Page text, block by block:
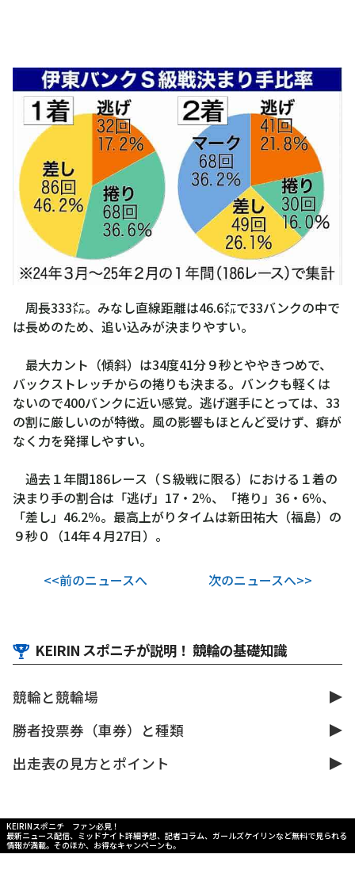
周長333㍍。みなし直線距離は46.6㍍で33バンクの中で
は長めのため、追い込みが決まりやすい。
最大カント（傾斜）は34度41分９秒とややきつめで、
バックストレッチからの捲りも決まる。バンクも軽くは
ないので400バンクに近い感覚。逃げ選手にとっては、33
の割に厳しいのが特徴。風の影響もほとんど受けず、癖が
なく力を発揮しやすい。
過去１年間186レース（Ｓ級戦に限る）における１着の
決まり手の割合は「逃げ」17・2％、「捲り」36・6％、
「差し」46.2％。最高上がりタイムは新田祐大（福島）の
９秒０（14年４月27日）。
<<前のニュースへ 次のニュースへ>>
KEIRIN スポニチが説明！ 競輪の基礎知識
競輪と競輪場
勝者投票券（車券）と種類
出走表の見方とポイント
KEIRINスポニチ ファン必見！
最新ニュース配信、ミッドナイト詳細予想、記者コラム、ガールズケイリンなど無料で見られる
情報が満載。そのほか、お得なキャンペーンも。